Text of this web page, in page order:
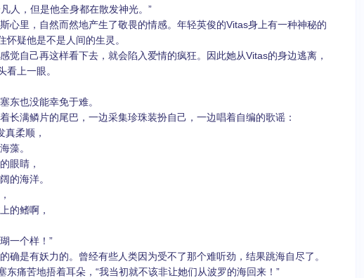
人，但是他全身都在散发神光。”
里，自然而然地产生了敬畏的情感。年轻英俊的Vitas身上有一种神秘的
怀疑他是不是人间的生灵。
自己再这样看下去，就会陷入爱情的疯狂。因此她从Vitas的身边逃离，
看上一眼。
也没能幸免于难。
满鳞片的尾巴，一边采集珍珠装扮自己，一边唱着自编的歌谣：
柔顺，
。
睛，
海洋。
鳍啊，
个样！”
是有妖力的。曾经有些人类因为受不了那个难听劲，结果跳海自尽了。
痛苦地捂着耳朵，“我当初就不该非让她们从波罗的海回来！”